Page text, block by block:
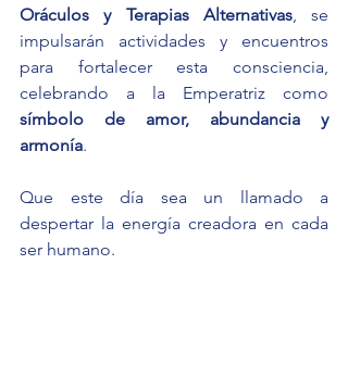
Oráculos y Terapias Alternativas, se
impulsarán actividades y encuentros
para fortalecer esta consciencia,
símbolo de amor, abundancia y
armonía.
Que este día sea un llamado a
despertar la energía creadora en cada
ser humano.